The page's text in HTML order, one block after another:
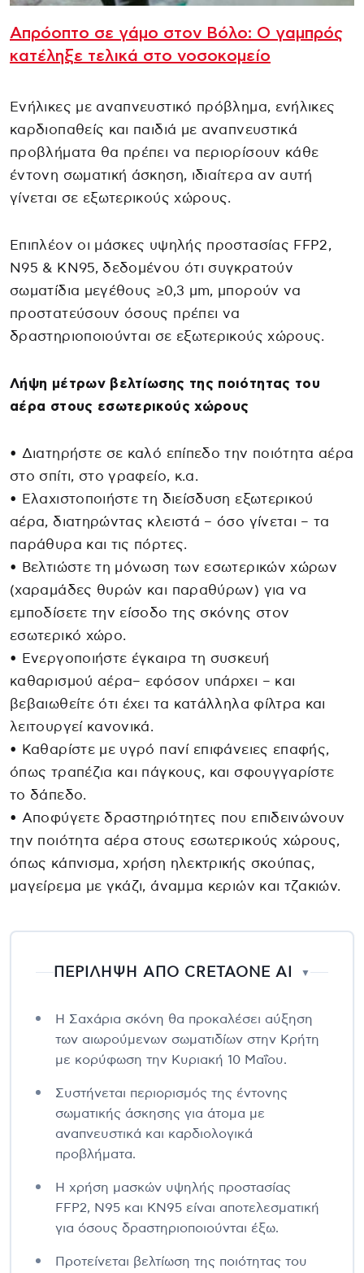
Απρόοπτο σε γάμο στον Βόλο: Ο γαμπρός
κατέληξε τελικά στο νοσοκομείο
Ενήλικες με αναπνευστικό πρόβλημα, ενήλικες
καρδιοπαθείς και παιδιά με αναπνευστικά
προβλήματα θα πρέπει να περιορίσουν κάθε
έντονη σωματική άσκηση, ιδιαίτερα αν αυτή
γίνεται σε εξωτερικούς χώρους.
Επιπλέον οι μάσκες υψηλής προστασίας FFP2,
Ν95 & KN95, δεδομένου ότι συγκρατούν
σωματίδια μεγέθους ≥0,3 μm, μπορούν να
προστατεύσουν όσους πρέπει να
δραστηριοποιούνται σε εξωτερικούς χώρους.
Λήψη μέτρων βελτίωσης της ποιότητας του
αέρα στους εσωτερικούς χώρους
• Διατηρήστε σε καλό επίπεδο την ποιότητα αέρα
στο σπίτι, στο γραφείο, κ.α.
• Ελαχιστοποιήστε τη διείσδυση εξωτερικού
αέρα, διατηρώντας κλειστά – όσο γίνεται – τα
παράθυρα και τις πόρτες.
• Βελτιώστε τη μόνωση των εσωτερικών χώρων
(χαραμάδες θυρών και παραθύρων) για να
εμποδίσετε την είσοδο της σκόνης στον
εσωτερικό χώρο.
• Ενεργοποιήστε έγκαιρα τη συσκευή
καθαρισμού αέρα– εφόσον υπάρχει – και
βεβαιωθείτε ότι έχει τα κατάλληλα φίλτρα και
λειτουργεί κανονικά.
• Καθαρίστε με υγρό πανί επιφάνειες επαφής,
όπως τραπέζια και πάγκους, και σφουγγαρίστε
το δάπεδο.
• Αποφύγετε δραστηριότητες που επιδεινώνουν
την ποιότητα αέρα στους εσωτερικούς χώρους,
όπως κάπνισμα, χρήση ηλεκτρικής σκούπας,
μαγείρεμα με γκάζι, άναμμα κεριών και τζακιών.
ΠΕΡΙΛΗΨΗ ΑΠΟ CRETAONE AI ▼
Η Σαχάρια σκόνη θα προκαλέσει αύξηση
των αιωρούμενων σωματιδίων στην Κρήτη
με κορύφωση την Κυριακή 10 Μαΐου.
Συστήνεται περιορισμός της έντονης
σωματικής άσκησης για άτομα με
αναπνευστικά και καρδιολογικά
προβλήματα.
Η χρήση μασκών υψηλής προστασίας
FFP2, N95 και KN95 είναι αποτελεσματική
για όσους δραστηριοποιούνται έξω.
Προτείνεται βελτίωση της ποιότητας του